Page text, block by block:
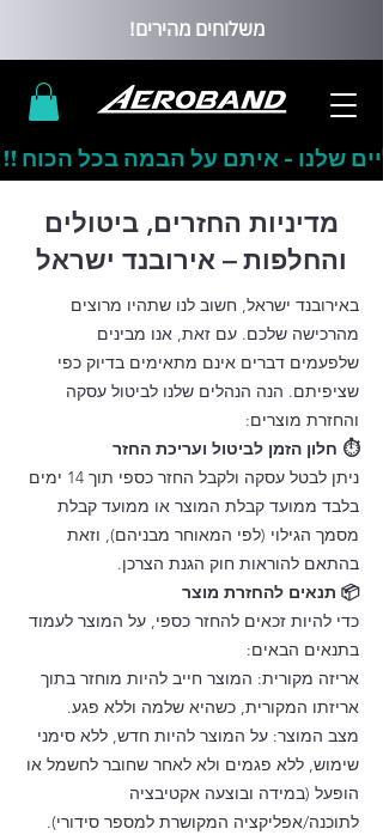
שלנו - איתם על הבמה בכל הכוח !!
משלוחים מהירים!
מדיניות החזרים, ביטולים
והחלפות – אירובנד ישראל
באירובנד ישראל, חשוב לנו שתהיו מרוצים
מהרכישה שלכם. עם זאת, אנו מבינים
שלפעמים דברים אינם מתאימים בדיוק כפי
שציפיתם. הנה הנהלים שלנו לביטול עסקה
והחזרת מוצרים:
⏱️ חלון הזמן לביטול ועריכת החזר
ניתן לבטל עסקה ולקבל החזר כספי תוך 14 ימים
בלבד ממועד קבלת המוצר או ממועד קבלת
מסמך הגילוי (לפי המאוחר מבניהם), וזאת
בהתאם להוראות חוק הגנת הצרכן.
📦 תנאים להחזרת מוצר
כדי להיות זכאים להחזר כספי, על המוצר לעמוד
בתנאים הבאים:
אריזה מקורית: המוצר חייב להיות מוחזר בתוך
אריזתו המקורית, כשהיא שלמה וללא פגע.
מצב המוצר: על המוצר להיות חדש, ללא סימני
שימוש, ללא פגמים ולא לאחר שחובר לחשמל או
הופעל (במידה ובוצעה אקטיבציה
לתוכנה/אפליקציה המקושרת למספר סידורי).